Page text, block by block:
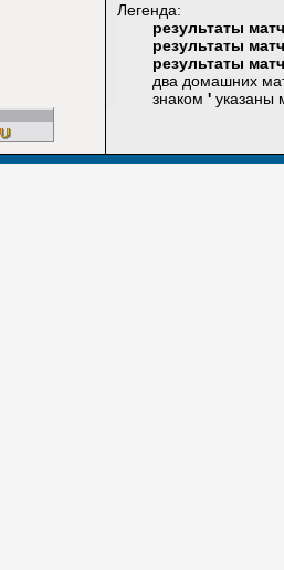
Легенда:
результаты
результаты
результаты
два домашних
знаком 'указаны